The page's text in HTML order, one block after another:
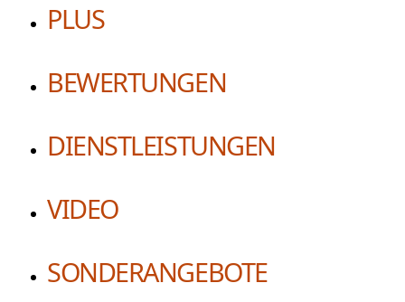
PLUS
BEWERTUNGEN
DIENSTLEISTUNGEN
VIDEO
SONDERANGEBOTE